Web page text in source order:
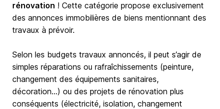
rénovation ! Cette catégorie propose exclusivement
des annonces immobilières de biens mentionnant des
travaux à prévoir.
Selon les budgets travaux annoncés, il peut s’agir de
simples réparations ou rafraîchissements (peinture,
changement des équipements sanitaires,
décoration…) ou des projets de rénovation plus
conséquents (électricité, isolation, changement